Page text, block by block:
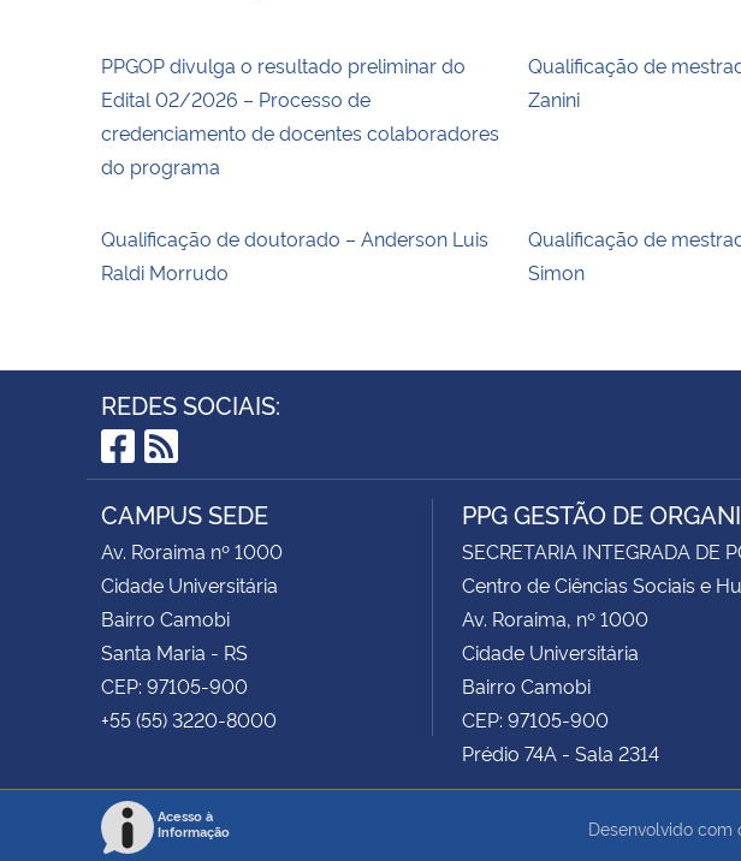
PPGOP divulga o resultado preliminar do
Edital 02/2026 – Processo de
credenciamento de docentes colaboradores
do programa
Qualificação de
Zanini
Qualificação de doutorado – Anderson Luis
Raldi Morrudo
Qualificação de
Simon
REDES SOCIAIS:
Facebook
RSS
CAMPUS SEDE
Av. Roraima nº 1000
Cidade Universitária
Bairro Camobi
Santa Maria - RS
CEP: 97105-900
+55 (55) 3220-8000
PPG GESTÃO DE
SECRETARIA INTEGRADA DE
Centro de Ciências Sociais e
Av. Roraima, nº 1000
Cidade Universitária
Bairro Camobi
CEP: 97105-900
Prédio 74A - Sala 2314
Acesso à
Informação
Desenvolvido